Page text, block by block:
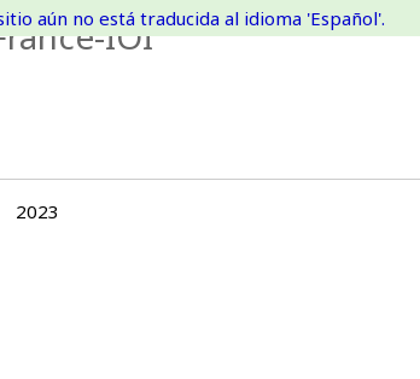
IOI
aún no está traducida al idioma 'Español'.
2023